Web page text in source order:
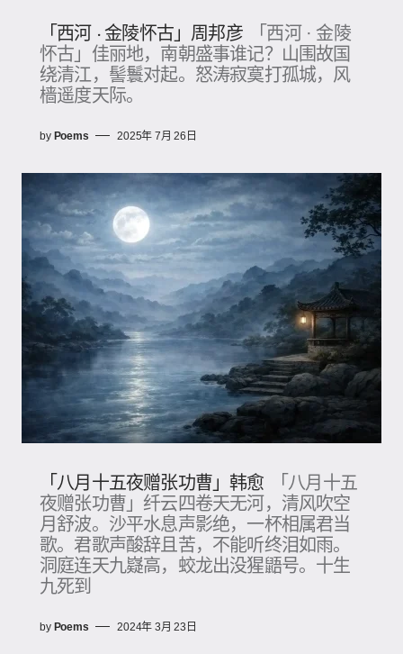
「西河 · 金陵怀古」周邦彦
「西河 · 金陵
怀古」佳丽地，南朝盛事谁记？山围故国
绕清江，髻鬟对起。怒涛寂寞打孤城，风
樯遥度天际。
by Poems 2025年 7月 26日
「八月十五夜赠张功曹」韩愈
「八月十五
夜赠张功曹」纤云四卷天无河，清风吹空
月舒波。沙平水息声影绝，一杯相属君当
歌。君歌声酸辞且苦，不能听终泪如雨。
洞庭连天九嶷高，蛟龙出没猩鼯号。十生
九死到
by Poems 2024年 3月 23日